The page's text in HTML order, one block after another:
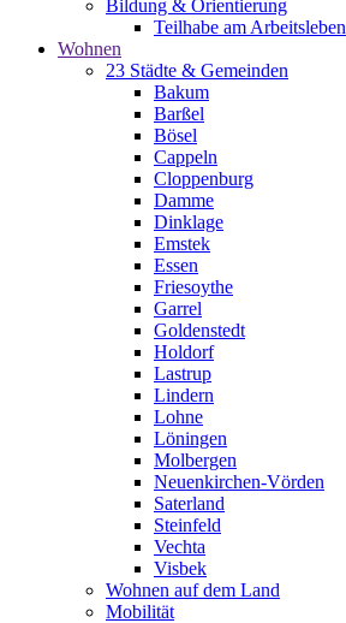
Bildung & Orientierung
Teilhabe am Arbeitsleben
Wohnen
23 Städte & Gemeinden
Bakum
Barßel
Bösel
Cappeln
Cloppenburg
Damme
Dinklage
Emstek
Essen
Friesoythe
Garrel
Goldenstedt
Holdorf
Lastrup
Lindern
Lohne
Löningen
Molbergen
Neuenkirchen-Vörden
Saterland
Steinfeld
Vechta
Visbek
Wohnen auf dem Land
Mobilität